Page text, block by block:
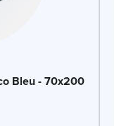
Bleu - 70x200